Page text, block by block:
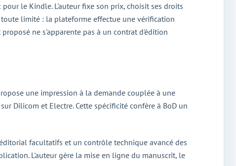
le Kindle. L'auteur fixe son prix, choisit ses droits
limité : la plateforme effectue une vérification
ne s'apparente pas à un contrat d'édition
une impression à la demande couplée à une
Dilicom et Electre. Cette spécificité confère à BoD un
facultatifs et un contrôle technique avancé des
L'auteur gère la mise en ligne du manuscrit, le